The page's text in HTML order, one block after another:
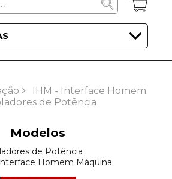
IHM - Interface Homem
de Potência
Modelos
de Potência
Homem Máquina